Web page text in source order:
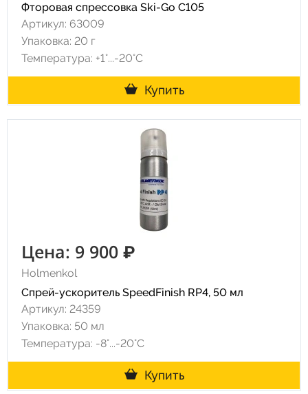
Фторовая спрессовка Ski-Go C105
Артикул: 63009
Упаковка: 20 г
Температура: +1°...-20°С
Купить
Цена: 9 900 ₽
Holmenkol
Спрей-ускоритель SpeedFinish RP4, 50 мл
Артикул: 24359
Упаковка: 50 мл
Температура: -8°...-20°С
Купить